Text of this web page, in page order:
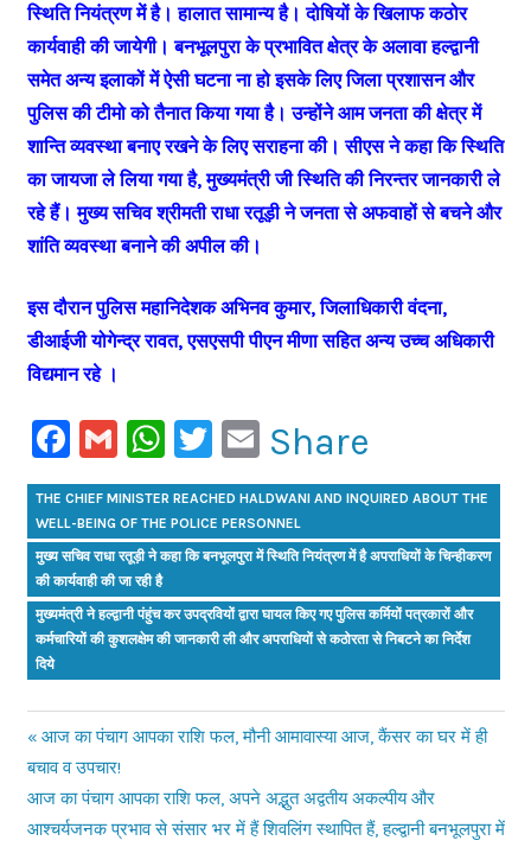
स्थिति नियंत्रण में है। हालात सामान्य है। दोषियों के खिलाफ कठोर
कार्यवाही की जायेगी। बनभूलपुरा के प्रभावित क्षेत्र के अलावा हल्द्वानी
समेत अन्य इलाकों में ऐसी घटना ना हो इसके लिए जिला प्रशासन और
पुलिस की टीमो को तैनात किया गया है। उन्होंने आम जनता की क्षेत्र में
शान्ति व्यवस्था बनाए रखने के लिए सराहना की। सीएस ने कहा कि स्थिति
का जायजा ले लिया गया है, मुख्यमंत्री जी स्थिति की निरन्तर जानकारी ले
रहे हैं। मुख्य सचिव श्रीमती राधा रतूड़ी ने जनता से अफवाहों से बचने और
शांति व्यवस्था बनाने की अपील की।
इस दौरान पुलिस महानिदेशक अभिनव कुमार, जिलाधिकारी वंदना,
डीआईजी योगेन्द्र रावत, एसएसपी पीएन मीणा सहित अन्य उच्च अधिकारी
विद्यमान रहे ।
Facebook
GmailWhatsApp
Twitter
Email
Share
THE CHIEF MINISTER REACHED HALDWANI AND INQUIRED ABOUT THE
WELL-BEING OF THE POLICE PERSONNEL
मुख्य सचिव राधा रतूड़ी ने कहा कि बनभूलपुरा में स्थिति नियंत्रण में है अपराधियों के चिन्हीकरण
की कार्यवाही की जा रही है
मुख्यमंत्री ने हल्द्वानी पंहुंच कर उपद्रवियों द्वारा घायल किए गए पुलिस कर्मियों पत्रकारों और
कर्मचारियों की कुशलक्षेम की जानकारी ली और अपराधियों से कठोरता से निबटने का निर्देश
दिये
Post
navigation
Previous
Post:
आज का पंचाग आपका राशि फल, मौनी आमावास्या आज, कैंसर का घर में ही
बचाव व उपचार!
Next
Post:
आज का पंचाग आपका राशि फल, अपने अद्भुत अद्वतीय अकल्पीय और
आश्चर्यजनक प्रभाव से संसार भर में हैं शिवलिंग स्थापित हैं, हल्द्वानी बनभूलपुरा में